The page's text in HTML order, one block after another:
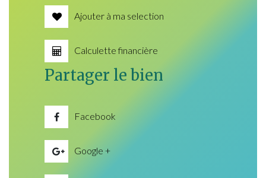
Ajouter à ma selection
Calculette financière
Partager le bien
Facebook
Google +